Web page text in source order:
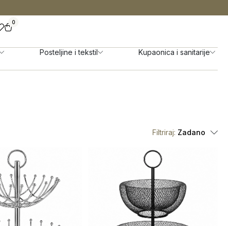
0
Posteljine i tekstil Kupaonica i sanitarije
Filtriraj: Zadano